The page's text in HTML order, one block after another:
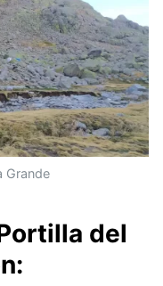
Grande
del